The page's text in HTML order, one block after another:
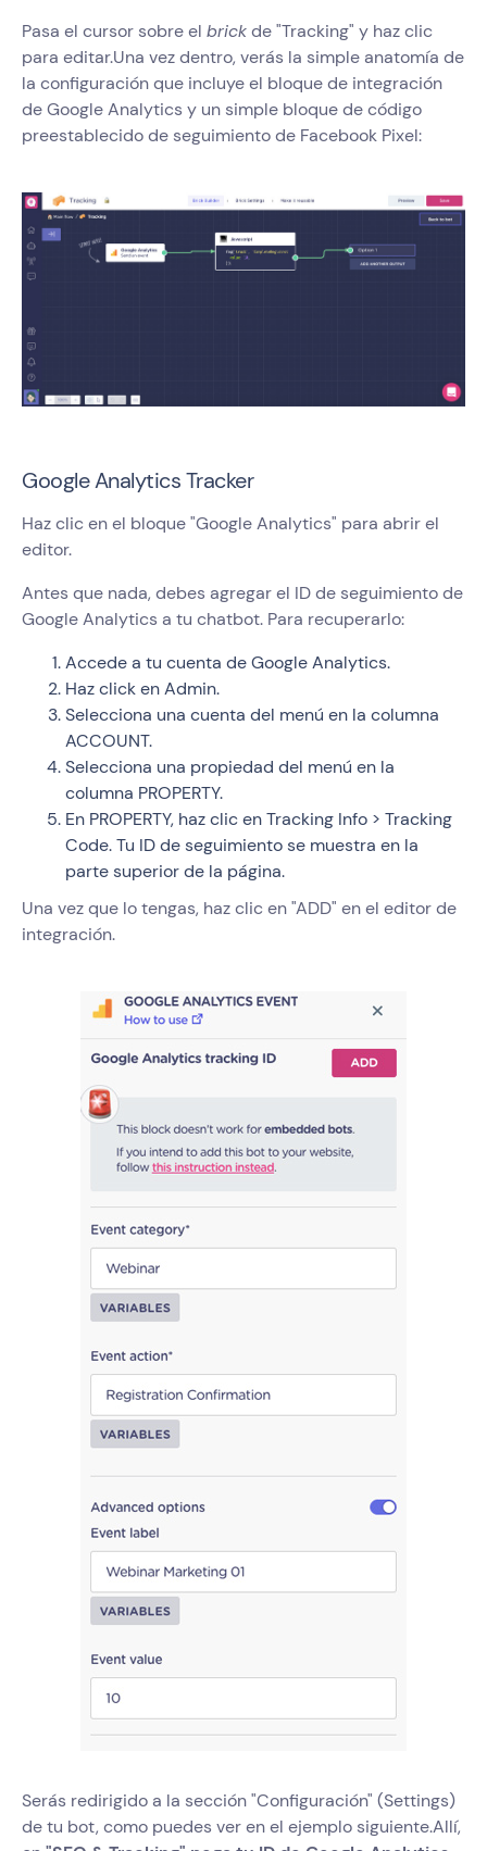
Pasa el cursor sobre el brickde "Tracking" y haz clic
para editar.Una vez dentro, verás la simple anatomía de
la configuración que incluye el bloque de integración
de Google Analytics y un simple bloque de código
preestablecido de seguimiento de Facebook Pixel:
Google Analytics Tracker
Haz clic en el bloque "Google Analytics" para abrir el
editor.
Antes que nada, debes agregar el ID de seguimiento de
Google Analytics a tu chatbot. Para recuperarlo:
Accede a tu cuenta de Google Analytics.
Haz click en Admin.
Selecciona una cuenta del menú en la columna
ACCOUNT.
Selecciona una propiedad del menú en la
columna PROPERTY.
En PROPERTY, haz clic en Tracking Info > Tracking
Code. Tu ID de seguimiento se muestra en la
parte superior de la página.
Una vez que lo tengas, haz clic en "ADD" en el editor de
integración.
Serás redirigido a la sección "Configuración" (Settings)
de tu bot, como puedes ver en el ejemplo siguiente.Allí,